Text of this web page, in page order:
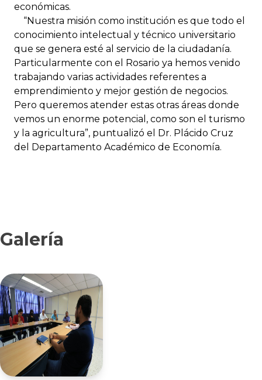
económicas.
“Nuestra misión como institución es que todo el
conocimiento intelectual y técnico universitario
que se genera esté al servicio de la ciudadanía.
Particularmente con el Rosario ya hemos venido
trabajando varias actividades referentes a
emprendimiento y mejor gestión de negocios.
Pero queremos atender estas otras áreas donde
vemos un enorme potencial, como son el turismo
y la agricultura”, puntualizó el Dr. Plácido Cruz
del Departamento Académico de Economía.
Galería